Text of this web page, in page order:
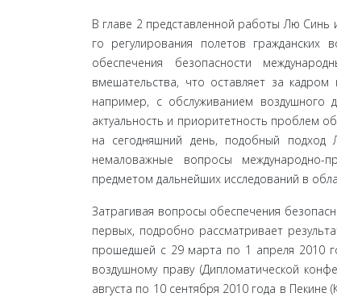
В главе 2 представленной работы Лю
го регулирования полетов
обеспечения безопасности
вмешательства, что остав­ляет за
например, с обслуживанием воздушного
актуальность и приоритетность про­блем
на сегодняшний день, подобный подход
немаловажные вопросы международно-
предметом дальнейших исследований в
Затрагивая вопросы обеспечения
первых, подробно рассматривает
прошедшей с 29 марта по 1 апреля 2010
воз­душному праву (Дипломатической
августа по 10 сентября 2010 года в